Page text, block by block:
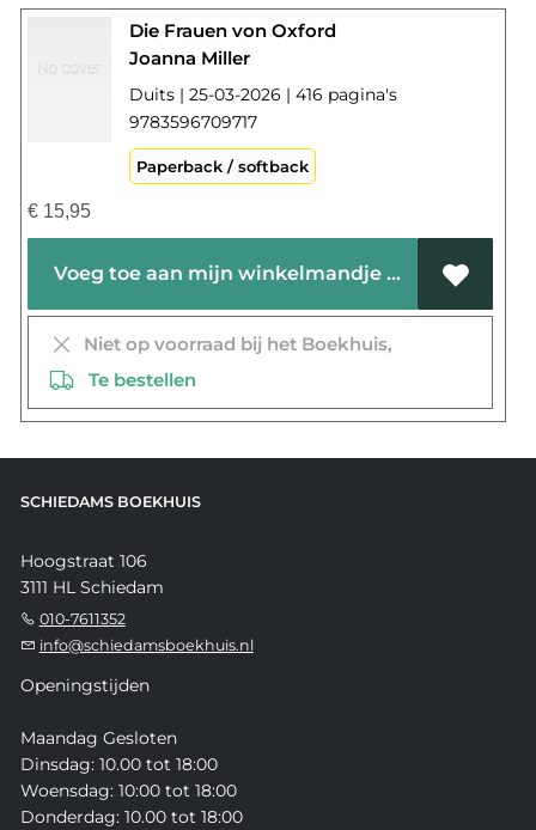
Die Frauen von Oxford
Joanna Miller
Duits | 25-03-2026 | 416 pagina's
9783596709717
Paperback / softback
€15,95
Voeg toe aan mijn winkelmandje
Niet op voorraad bij het Boekhuis,
Te bestellen
SCHIEDAMS BOEKHUIS
Hoogstraat 106
3111 HL Schiedam
010-7611352
info@schiedamsboekhuis.nl
Openingstijden
Maandag Gesloten
Dinsdag: 10.00 tot 18:00
Woensdag: 10:00 tot 18:00
Donderdag: 10.00 tot 18:00